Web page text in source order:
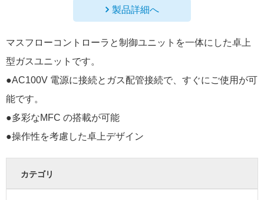
製品詳細へ
マスフローコントローラと制御ユニットを一体にした卓上
型ガスユニットです。
●AC100V 電源に接続とガス配管接続で、すぐにご使用が可
能です。
●多彩なMFC の搭載が可能
●操作性を考慮した卓上デザイン
カテゴリ